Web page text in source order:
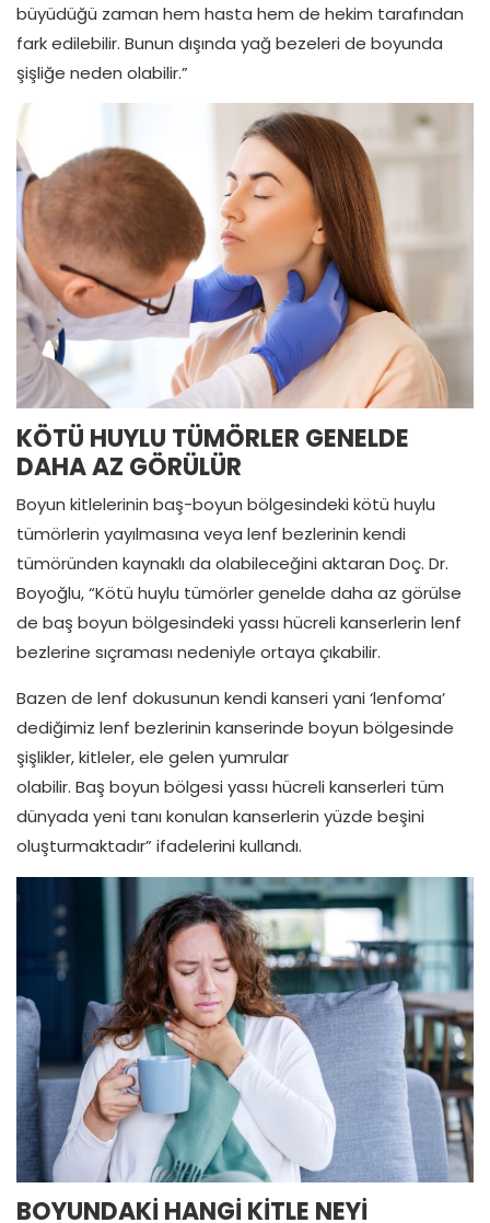
büyüdüğü zaman hem hasta hem de hekim tarafından
fark edilebilir. Bunun dışında yağ bezeleri de boyunda
şişliğe neden olabilir.”
KÖTÜ HUYLU TÜMÖRLER GENELDE
DAHA AZ GÖRÜLÜR
Boyun kitlelerinin baş-boyun bölgesindeki kötü huylu
tümörlerin yayılmasına veya lenf bezlerinin kendi
tümöründen kaynaklı da olabileceğini aktaran Doç. Dr.
Boyoğlu, “Kötü huylu tümörler genelde daha az görülse
de baş boyun bölgesindeki yassı hücreli kanserlerin lenf
bezlerine sıçraması nedeniyle ortaya çıkabilir.
Bazen de lenf dokusunun kendi kanseri yani ‘lenfoma’
dediğimiz lenf bezlerinin kanserinde boyun bölgesinde
şişlikler, kitleler, ele gelen yumrular
olabilir. Baş boyun bölgesi yassı hücreli kanserleri tüm
dünyada yeni tanı konulan kanserlerin yüzde beşini
oluşturmaktadır” ifadelerini kullandı.
BOYUNDAKİ HANGİ KİTLE NEYİ